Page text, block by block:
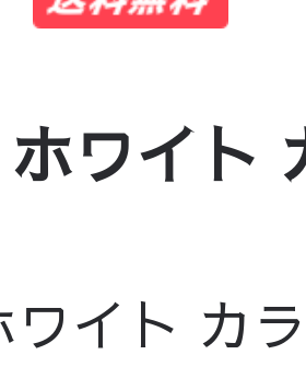
ワイト
ワイト カ